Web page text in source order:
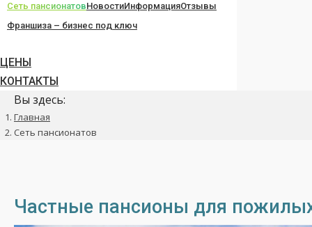
Сеть пансионатовНовостиИнформацияОтзывы
Франшиза – бизнес под ключ
ЦЕНЫ
КОНТАКТЫ
Вы здесь:
Главная
Сеть пансионатов
Частные пансионы для